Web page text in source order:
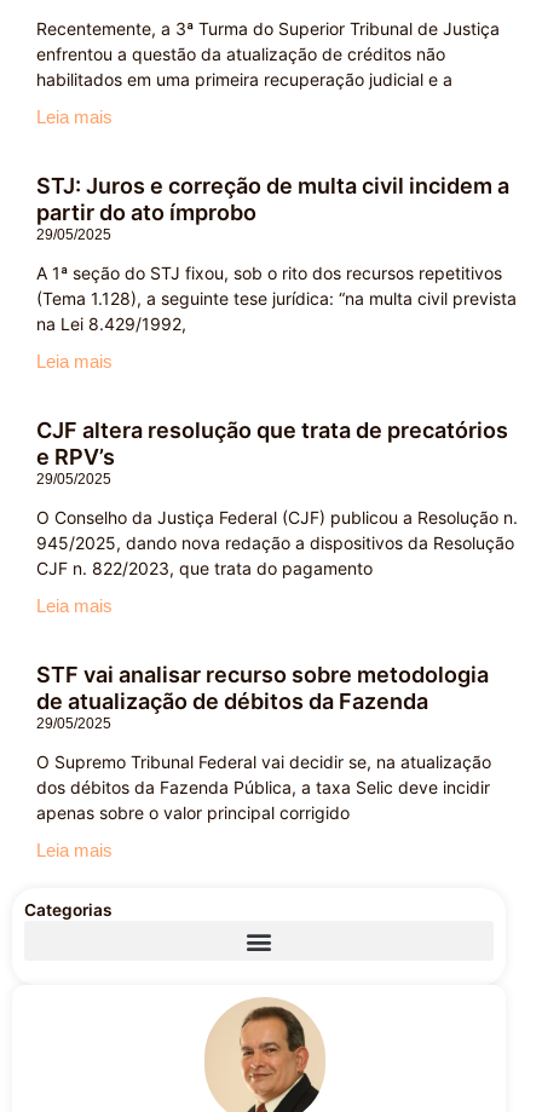
Recentemente, a 3ª Turma do Superior Tribunal de Justiça
enfrentou a questão da atualização de créditos não
habilitados em uma primeira recuperação judicial e a
Leia mais
STJ: Juros e correção de multa civil incidem a
partir do ato ímprobo
29/05/2025
A 1ª seção do STJ fixou, sob o rito dos recursos repetitivos
(Tema 1.128), a seguinte tese jurídica: “na multa civil prevista
na Lei 8.429/1992,
Leia mais
CJF altera resolução que trata de precatórios
e RPV’s
29/05/2025
O Conselho da Justiça Federal (CJF) publicou a Resolução n.
945/2025, dando nova redação a dispositivos da Resolução
CJF n. 822/2023, que trata do pagamento
Leia mais
STF vai analisar recurso sobre metodologia
de atualização de débitos da Fazenda
29/05/2025
O Supremo Tribunal Federal vai decidir se, na atualização
dos débitos da Fazenda Pública, a taxa Selic deve incidir
apenas sobre o valor principal corrigido
Leia mais
Categorias